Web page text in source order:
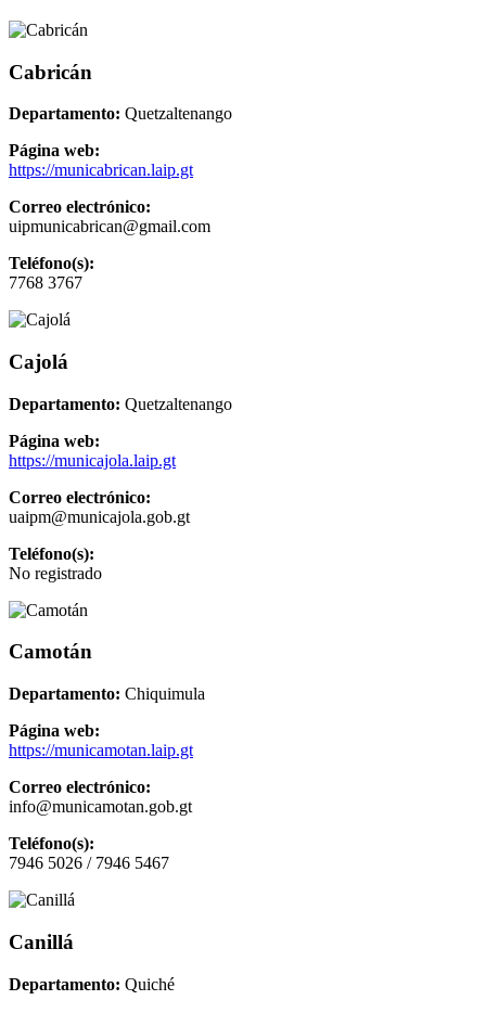
Cabricán
Departamento: Quetzaltenango
Página web:
https://municabrican.laip.gt
Correo electrónico:
uipmunicabrican@gmail.com
Teléfono(s):
7768 3767
Cajolá
Departamento: Quetzaltenango
Página web:
https://municajola.laip.gt
Correo electrónico:
uaipm@municajola.gob.gt
Teléfono(s):
No registrado
Camotán
Departamento: Chiquimula
Página web:
https://municamotan.laip.gt
Correo electrónico:
info@municamotan.gob.gt
Teléfono(s):
7946 5026 / 7946 5467
Canillá
Departamento: Quiché